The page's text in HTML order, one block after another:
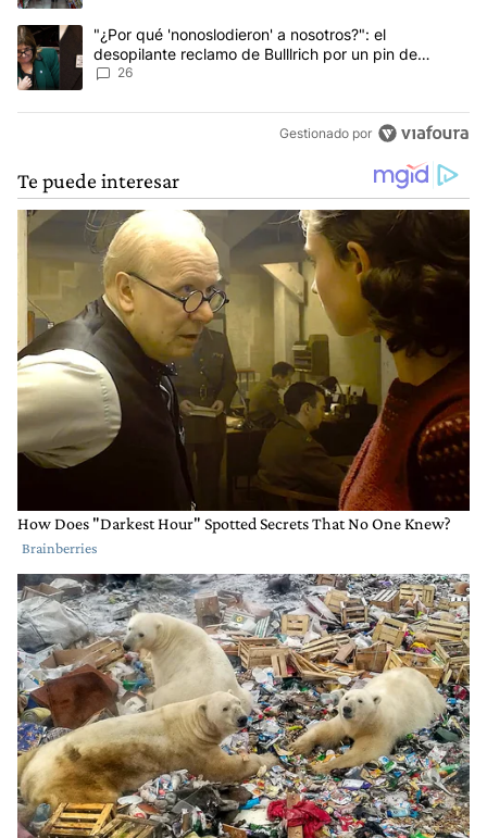
Un artículo de tendencia con el título ""¿Por qué 'nonoslodieron'
"¿Por qué 'nonoslodieron' a nosotros?": el
desopilante reclamo de Bulllrich por un pin de
Malvinas
26
Gestionado por